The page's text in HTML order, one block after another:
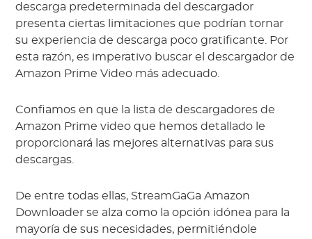
descarga predeterminada del descargador
presenta ciertas limitaciones que podrían tornar
su experiencia de descarga poco gratificante. Por
esta razón, es imperativo buscar el descargador de
Amazon Prime Video más adecuado.
Confiamos en que la lista de descargadores de
Amazon Prime video que hemos detallado le
proporcionará las mejores alternativas para sus
descargas.
De entre todas ellas, StreamGaGa Amazon
Downloader se alza como la opción idónea para la
mayoría de sus necesidades, permitiéndole